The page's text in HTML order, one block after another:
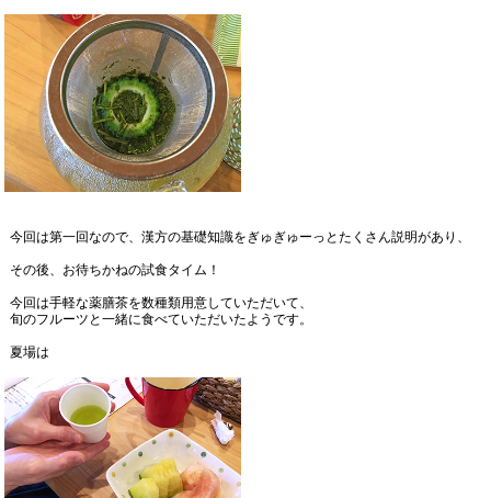
今回は第一回なので、漢方の基礎知識をぎゅぎゅーっとたくさん説明があり、
その後、お待ちかねの試食タイム！
今回は手軽な薬膳茶を数種類用意していただいて、
旬のフルーツと一緒に食べていただいたようです。
夏場は